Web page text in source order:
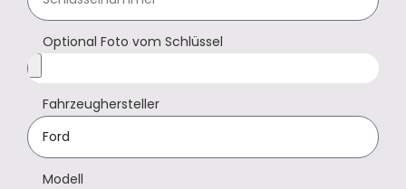
Optional Foto vom Schlüssel
Fahrzeughersteller
Modell